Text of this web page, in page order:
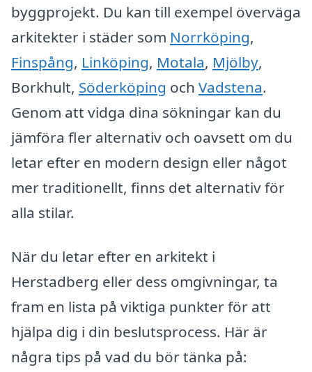
byggprojekt. Du kan till exempel överväga
arkitekter i städer som Norrköping,
Finspång, Linköping, Motala, Mjölby,
Borkhult, Söderköping och Vadstena.
Genom att vidga dina sökningar kan du
jämföra fler alternativ och oavsett om du
letar efter en modern design eller något
mer traditionellt, finns det alternativ för
alla stilar.
När du letar efter en arkitekt i
Herstadberg eller dess omgivningar, ta
fram en lista på viktiga punkter för att
hjälpa dig i din beslutsprocess. Här är
några tips på vad du bör tänka på: